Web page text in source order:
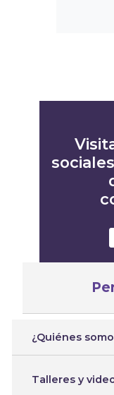
¿Quiénes
Talleres y